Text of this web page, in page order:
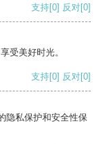
支持[0] 反对[0]
受美好时光。
支持[0] 反对[0]
隐私保护和安全性保